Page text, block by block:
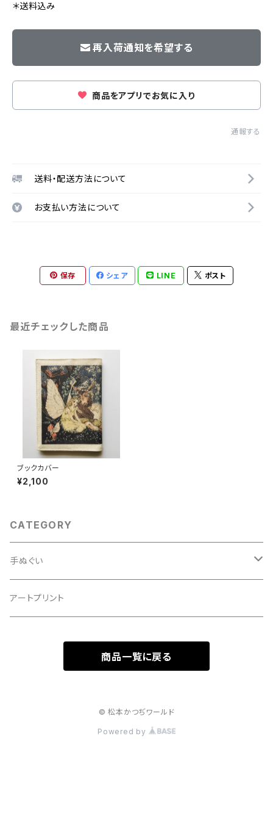
＊送料込み
再入荷通知を希望する
商品をアプリでお気に入り
通報する
送料・配送方法について
お支払い方法について
保存 シェア LINE ポスト
最近チェックした商品
ブックカバー
¥2,100
CATEGORY
手ぬぐい
マクス
アートプリント
商品一覧に戻る
© 松本かつぢワールド
Powered by